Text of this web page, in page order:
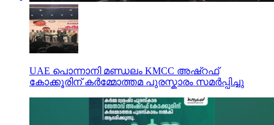
UAE പൊന്നാനി മണ്ഡലം KMCC അഷ്‌റഫ്
കോക്കൂരിന് കർമ്മോത്തമ പുരസ്കാരം സമർപ്പിച്ചു